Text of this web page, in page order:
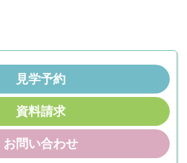
見学予約
資料請求
お問い合わせ